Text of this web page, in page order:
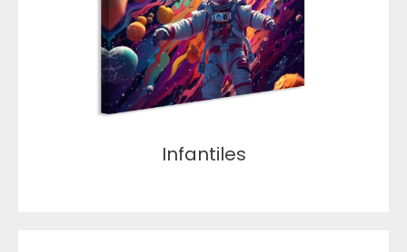
Infantiles